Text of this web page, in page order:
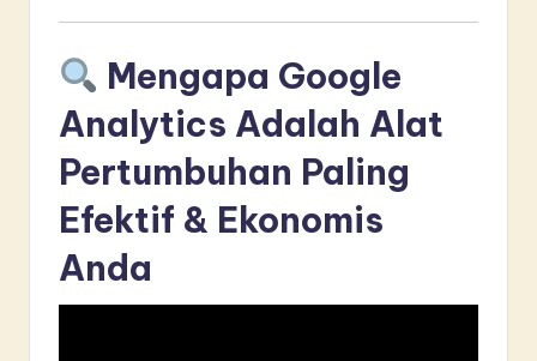
Mengapa Google
Analytics Adalah Alat
Pertumbuhan Paling
Efektif & Ekonomis
Anda